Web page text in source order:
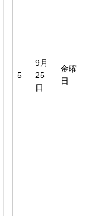
5
9月
25
日
金曜
日